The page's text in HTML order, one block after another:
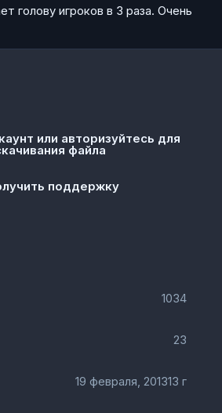
голову игроков в 3 раза. Очень
или авторизуйтесь для
файла
поддержку
1034
23
19 февраля, 201313 г